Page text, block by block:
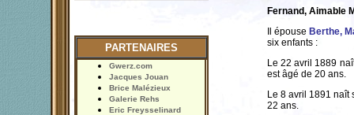
PARTENAIRES
Gwerz.com
Jacques Jouan
Brice Malézieux
Galerie Rehs
Eric Freysselinard
Fernand, Aimable
Il épouse Berthe,
six enfants :
Le 22 avril 1889
est âgé de 20 ans.
Le 8 avril 1891 naît
22 ans.